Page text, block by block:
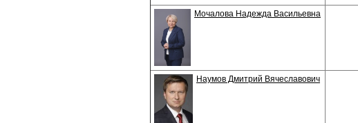
Мочалова Надежда Васильевна
Наумов Дмитрий Вячеславович